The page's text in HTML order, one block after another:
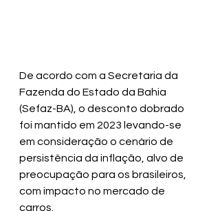
De acordo com a Secretaria da
Fazenda do Estado da Bahia
(Sefaz-BA), o desconto dobrado
foi mantido em 2023 levando-se
em consideração o cenário de
persistência da inflação, alvo de
preocupação para os brasileiros,
com impacto no mercado de
carros.